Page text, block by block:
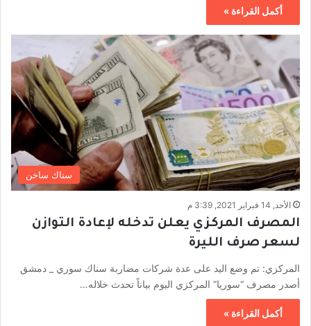
أكمل القراءة »
سناك ساخن
الأحد, 14 فبراير 2021, 3:39 م
المصرف المركزي يعلن تدخله لإعادة التوازن
لسعر صرف الليرة
المركزي: تم وضع اليد على عدة شركات مضاربة سناك سوري _ دمشق
أصدر مصرف “سوريا” المركزي اليوم بياناً تحدث خلاله…
أكمل القراءة »